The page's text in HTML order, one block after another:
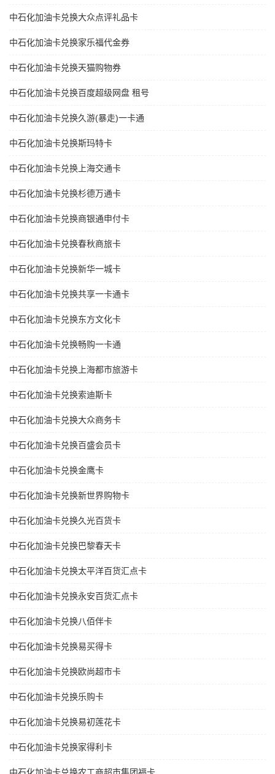
中石化加油卡兑换大众点评礼品卡
中石化加油卡兑换家乐福代金券
中石化加油卡兑换天猫购物券
中石化加油卡兑换百度超级网盘 租号
中石化加油卡兑换久游(暴走)一卡通
中石化加油卡兑换斯玛特卡
中石化加油卡兑换上海交通卡
中石化加油卡兑换杉德万通卡
中石化加油卡兑换商银通申付卡
中石化加油卡兑换春秋商旅卡
中石化加油卡兑换新华一城卡
中石化加油卡兑换共享一卡通卡
中石化加油卡兑换东方文化卡
中石化加油卡兑换畅购一卡通
中石化加油卡兑换上海都市旅游卡
中石化加油卡兑换索迪斯卡
中石化加油卡兑换大众商务卡
中石化加油卡兑换百盛会员卡
中石化加油卡兑换金鹰卡
中石化加油卡兑换新世界购物卡
中石化加油卡兑换久光百货卡
中石化加油卡兑换巴黎春天卡
中石化加油卡兑换太平洋百货汇点卡
中石化加油卡兑换永安百货汇点卡
中石化加油卡兑换八佰伴卡
中石化加油卡兑换易买得卡
中石化加油卡兑换欧尚超市卡
中石化加油卡兑换乐购卡
中石化加油卡兑换易初莲花卡
中石化加油卡兑换家得利卡